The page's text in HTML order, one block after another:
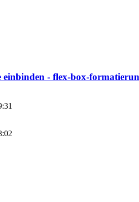
einbinden - flex-box-